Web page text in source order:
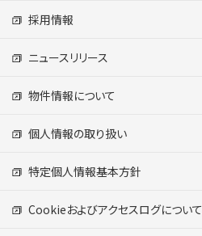
採用情報
ニュースリリース
物件情報について
個人情報の取り扱い
特定個人情報基本方針
Cookieおよびアクセスログについて